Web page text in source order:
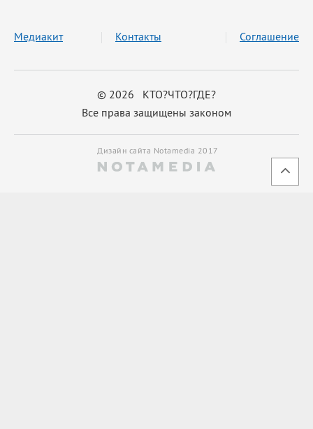
© 2026 КТО?ЧТО?ГДЕ?
Все права защищены законом
Медиакит Контакты Соглашение
Дизайн сайта Notamedia 2017